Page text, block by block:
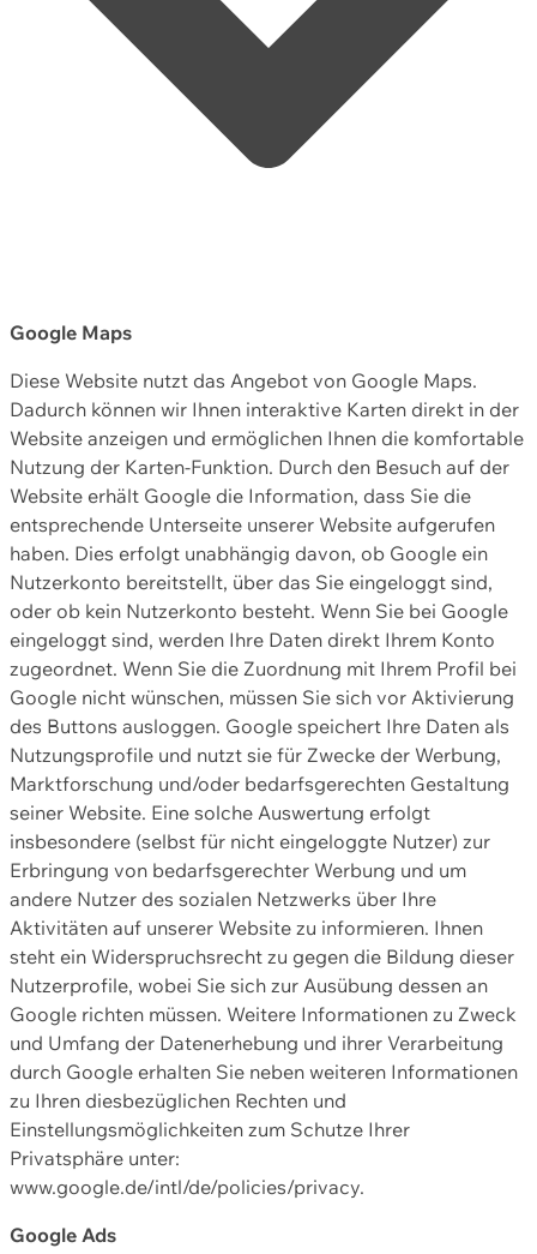
Google Maps
Diese Website nutzt das Angebot von Google Maps.
Dadurch können wir Ihnen interaktive Karten direkt in der
Website anzeigen und ermöglichen Ihnen die komfortable
Nutzung der Karten-Funktion. Durch den Besuch auf der
Website erhält Google die Information, dass Sie die
entsprechende Unterseite unserer Website aufgerufen
haben. Dies erfolgt unabhängig davon, ob Google ein
Nutzerkonto bereitstellt, über das Sie eingeloggt sind,
oder ob kein Nutzerkonto besteht. Wenn Sie bei Google
eingeloggt sind, werden Ihre Daten direkt Ihrem Konto
zugeordnet. Wenn Sie die Zuordnung mit Ihrem Profil bei
Google nicht wünschen, müssen Sie sich vor Aktivierung
des Buttons ausloggen. Google speichert Ihre Daten als
Nutzungsprofile und nutzt sie für Zwecke der Werbung,
Marktforschung und/oder bedarfsgerechten Gestaltung
seiner Website. Eine solche Auswertung erfolgt
insbesondere (selbst für nicht eingeloggte Nutzer) zur
Erbringung von bedarfsgerechter Werbung und um
andere Nutzer des sozialen Netzwerks über Ihre
Aktivitäten auf unserer Website zu informieren. Ihnen
steht ein Widerspruchsrecht zu gegen die Bildung dieser
Nutzerprofile, wobei Sie sich zur Ausübung dessen an
Google richten müssen. Weitere Informationen zu Zweck
und Umfang der Datenerhebung und ihrer Verarbeitung
durch Google erhalten Sie neben weiteren Informationen
zu Ihren diesbezüglichen Rechten und
Einstellungsmöglichkeiten zum Schutze Ihrer
Privatsphäre unter:
www.google.de/intl/de/policies/privacy.
Google Ads